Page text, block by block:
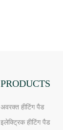
PRODUCTS
अवरक्त हीटिंग पैड
इलेक्ट्रिक हीटिंग पैड